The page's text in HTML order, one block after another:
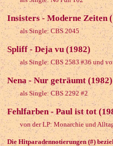
Insisters - Moderne Zeiten
als Single: CBS 2045
Spliff - Deja vu (1982)
als Single: CBS 2583 #36 und
Nena - Nur geträumt (1982)
als Single: CBS 2292 #2
Fehlfarben - Paul ist tot
von der LP: Monarchie und
Die Hitparadennotierungen (#)